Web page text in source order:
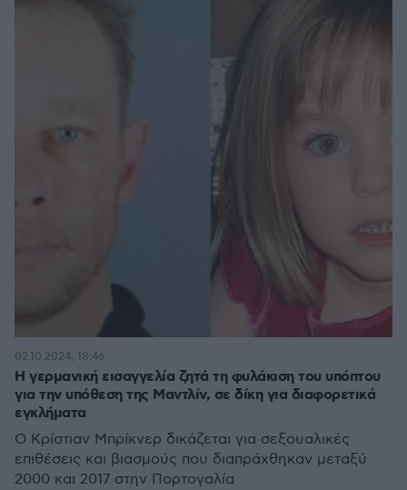
Η γερμανική εισαγγελία ζητά τη φυλάκιση του υπόπτου
για την υπόθεση της Μαντλίν, σε δίκη για διαφορετικά
εγκλήματα
Ο Κρίστιαν Μπρίκνερ δικάζεται για σεξουαλικές
επιθέσεις και βιασμούς που διαπράχθηκαν μεταξύ
2000 και 2017 στην Πορτογαλία
02.10.2024, 18:46